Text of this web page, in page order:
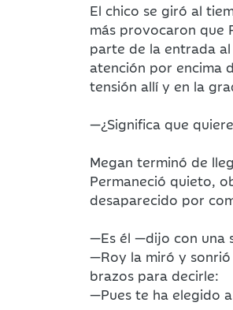
El chico se giró al
más provocaron que
parte de la entrada
atención por encima
tensión allí y en la
—¿Significa que
Megan terminó de
Permaneció quieto,
desaparecido por
—Es él —dijo con una
—Roy la miró y
brazos para decirle:
—Pues te ha elegido